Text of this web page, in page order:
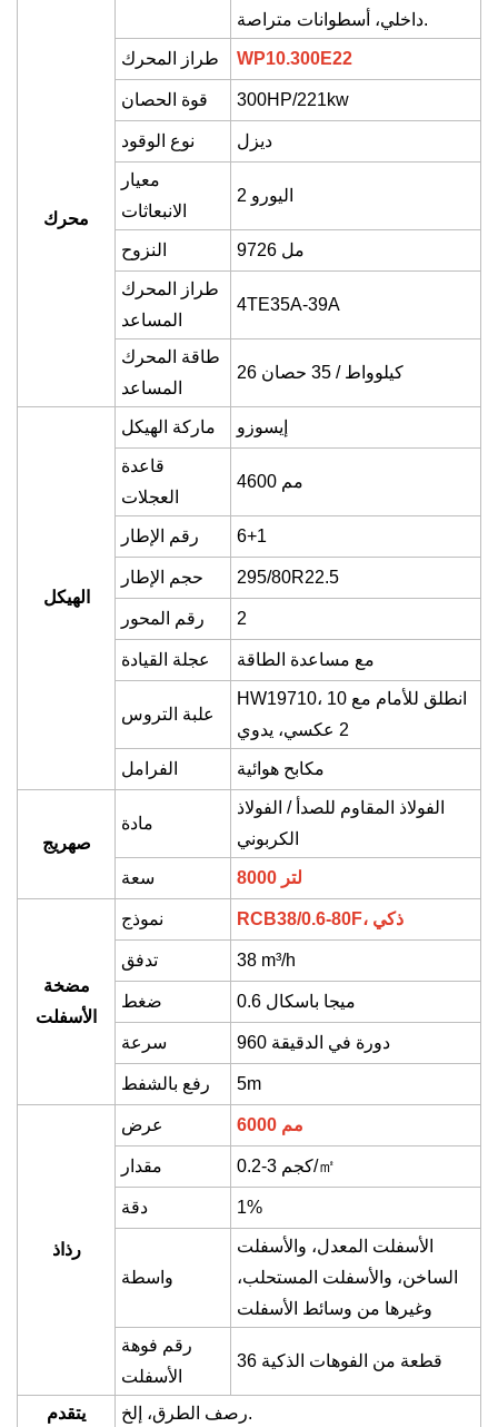
محرك
داخلي، أسطوانات متراصة.
طراز المحرك WP10.300E22
قوة الحصان 300HP/221kw
نوع الوقود ديزل
معيار
الانبعاثات
اليورو 2
النزوح 9726 مل
طراز المحرك
المساعد
4TE35A-39A
طاقة المحرك
المساعد
26 كيلوواط / 35 حصان
الهيكل
ماركة الهيكل إيسوزو
قاعدة
العجلات
46 00 مم
رقم الإطار 6+1
حجم الإطار 295/80R22.5
رقم المحور 2
عجلة القيادة مع مساعدة الطاقة
علبة التروس
HW19710، 10 انطلق للأمام مع
2 عكسي، يدوي
الفرامل مكابح هوائية
صهريج
مادة
الفولاذ المقاوم للصدأ / الفولاذ
الكربوني
سعة 8000 لتر
مضخة
الأسفلت
نموذج RCB38/0.6-80F، ذكي
تدفق 38 m³/h
ضغط 0.6 ميجا باسكال
سرعة 960 دورة في الدقيقة
رفع بالشفط 5m
رذاذ
عرض 6000 مم
مقدار 0.2-3 كجم/㎡
دقة 1%
واسطة
الأسفلت المعدل، والأسفلت
الساخن، والأسفلت المستحلب،
وغيرها من وسائط الأسفلت
رقم فوهة
الأسفلت
36 قطعة من الفوهات الذكية
يتقدم
رصف الطرق، إلخ.